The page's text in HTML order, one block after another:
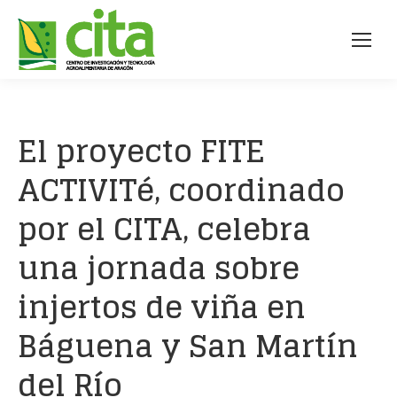
El proyecto FITE
ACTIVITé, coordinado
por el CITA, celebra
una jornada sobre
injertos de viña en
Báguena y San Martín
del Río